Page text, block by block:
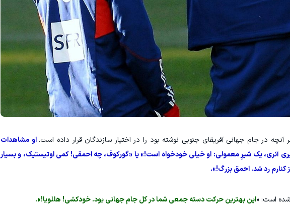
در جام جهانی آفریقای جنوبی نوشته بود را در اختیار سازندگان قرار داده است.او مشاهدات
آنری، یک شیرِ معمولی: او خیلی خودخواه است!» یا «گورکوف، چه احمقی! کمی اوتیستیک، و بسیار
کنارم رد شد. احمق بزرگ!».
شده است: «این بهترین حرکت دسته جمعی شما در کل جام جهانی بود. خودکشی! هللویا!».